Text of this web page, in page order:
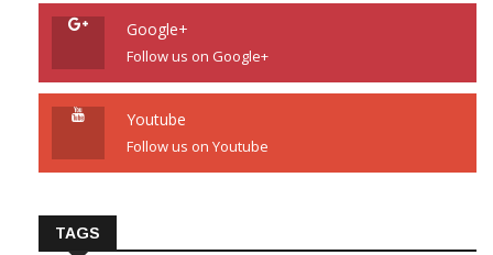
Google+
Follow us on Google+
Youtube
Follow us on Youtube
TAGS